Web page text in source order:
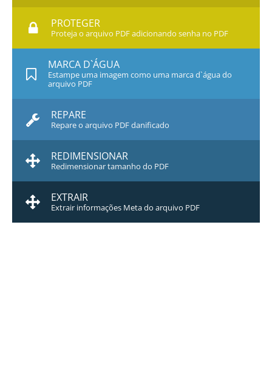
PROTEGER
Proteja o arquivo PDF adicionando senha no PDF
MARCA D`ÁGUA
Estampe uma imagem como uma marca d`água do
arquivo PDF
REPARE
Repare o arquivo PDF danificado
REDIMENSIONAR
Redimensionar tamanho do PDF
EXTRAIR
Extrair informações Meta do arquivo PDF